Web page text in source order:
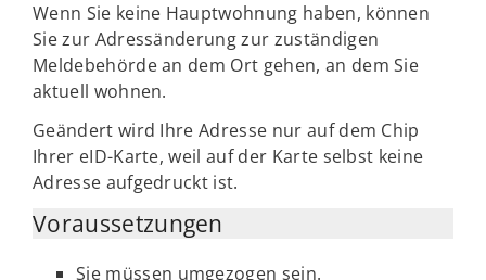
Wenn Sie keine Hauptwohnung haben, können
Sie zur Adressänderung zur zuständigen
Meldebehörde an dem Ort gehen, an dem Sie
aktuell wohnen.
Geändert wird Ihre Adresse nur auf dem Chip
Ihrer eID-Karte, weil auf der Karte selbst keine
Adresse aufgedruckt ist.
Voraussetzungen
Sie müssen umgezogen sein.